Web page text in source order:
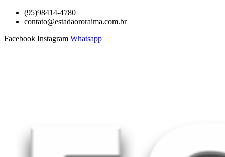
para
conteúdo
(95)98414-4780
contato@estadaororaima.com.br
Facebook Instagram Whatsapp